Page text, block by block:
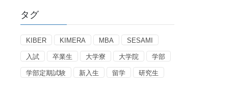
リ
タグ
KIBER KIMERA MBA SESAMI
入試 卒業生 大学寮 大学院 学部
学部定期試験 新入生 留学 研究生